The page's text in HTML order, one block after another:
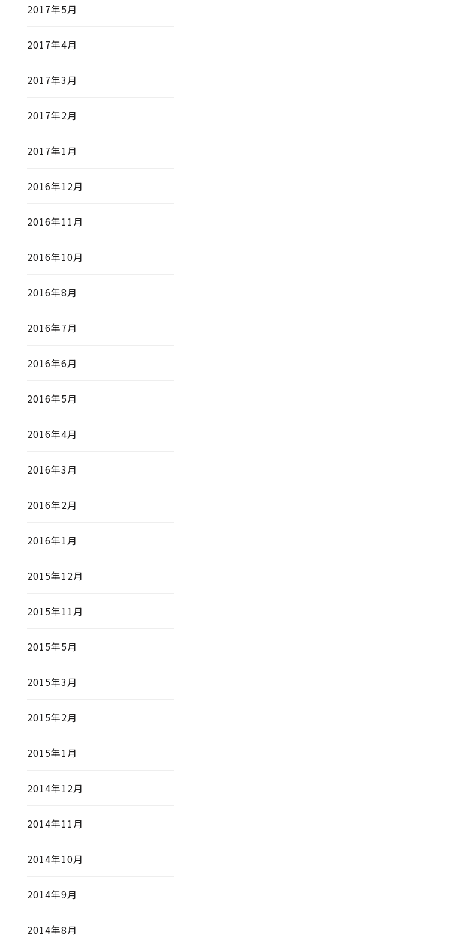
2017年5月
2017年4月
2017年3月
2017年2月
2017年1月
2016年12月
2016年11月
2016年10月
2016年8月
2016年7月
2016年6月
2016年5月
2016年4月
2016年3月
2016年2月
2016年1月
2015年12月
2015年11月
2015年5月
2015年3月
2015年2月
2015年1月
2014年12月
2014年11月
2014年10月
2014年9月
2014年8月